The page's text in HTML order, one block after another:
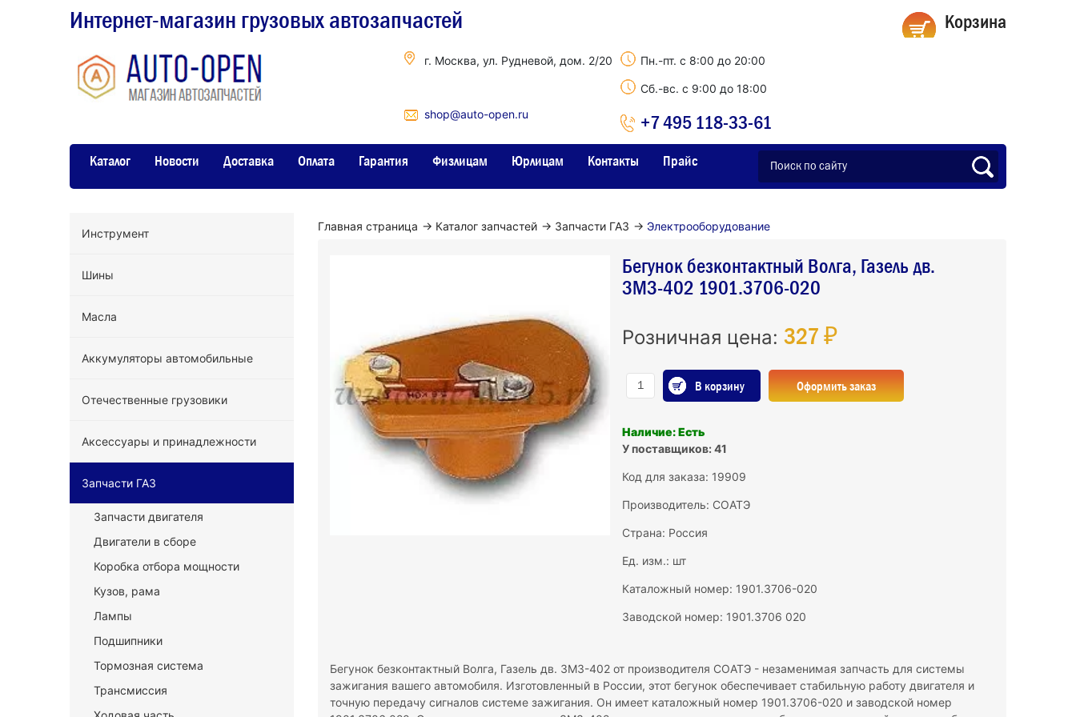
Интернет-магазин грузовых автозапчастей
г. Москва, ул. Рудневой, дом. 2/20
shop@auto-open.ru
Пн.-пт. с 8:00 до 20:00
Сб.-вс. с 9:00 до 18:00
+7 495 118-33-61
Корзина
Каталог Новости Доставка Оплата Гарантия Физлицам Юрлицам Контакты Прайс
Инструмент
Шины
Масла
Аккумуляторы автомобильные
Отечественные грузовики
Аксессуары и принадлежности
Запчасти ГАЗ
Запчасти двигателя
Двигатели в сборе
Коробка отбора мощности
Кузов, рама
Лампы
Подшипники
Тормозная система
Трансмиссия
Главная страница → Каталог запчастей → Запчасти ГАЗ → Электрооборудование
Бегунок безконтактный Волга, Газель дв.
ЗМЗ-402 1901.3706-020
Розничная цена: 327 ₽
В корзину Оформить заказ
Наличие: Есть
У поставщиков: 41
Код для заказа: 19909
Производитель: СОАТЭ
Страна: Россия
Ед. изм.: шт
Каталожный номер: 1901.3706-020
Заводской номер: 1901.3706 020
Бегунок безконтактный Волга, Газель дв. ЗМЗ-402 от производителя СОАТЭ - незаменимая запчасть для системы
зажигания вашего автомобиля. Изготовленный в России, этот бегунок обеспечивает стабильную работу двигателя и
точную передачу сигналов системе зажигания. Он имеет каталожный номер 1901.3706-020 и заводской номер